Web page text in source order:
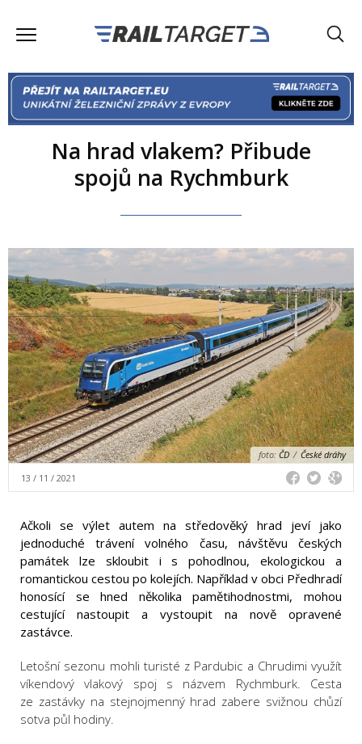
Na hrad vlakem? Přibude
spojů na Rychmburk
foto: ČD / České dráhy
13 / 11 / 2021
Ačkoli se výlet autem na středověký hrad jeví jako
jednoduché trávení volného času, návštěvu českých
památek lze skloubit i s pohodlnou, ekologickou a
romantickou cestou po kolejích. Například v obci Předhradí
honosící se hned několika pamětihodnostmi, mohou
cestující nastoupit a vystoupit na nově opravené
zastávce.
Letošní sezonu mohli turisté z Pardubic a Chrudimi využít
víkendový vlakový spoj s názvem Rychmburk. Cesta
ze zastávky na stejnojmenný hrad zabere svižnou chůzí
sotva půl hodiny.